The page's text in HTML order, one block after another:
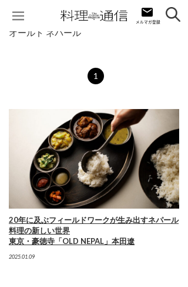
オールド ネパール
1
20年に及ぶフィールドワークが生み出すネパール
料理の新しい世界
東京・豪徳寺「OLD NEPAL」本田遼
2025.01.09